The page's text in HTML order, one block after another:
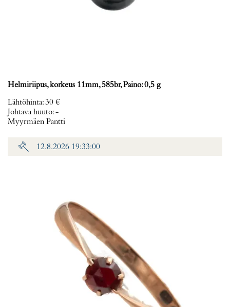
Helmiriipus, korkeus 11mm, 585br, Paino: 0,5 g
Lähtöhinta:30 €
Johtava huuto:-
Myyrmäen Pantti
12.8.2026 19:33:00